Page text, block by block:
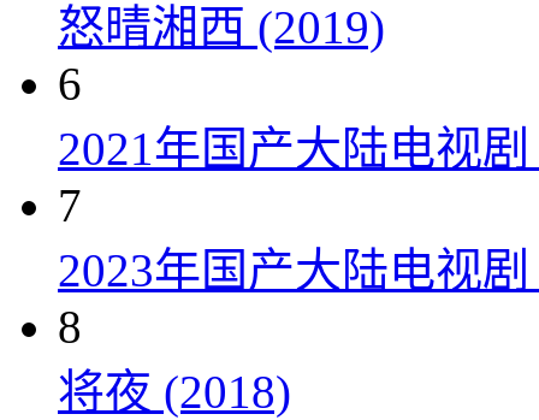
怒晴湘西 (2019)
6
2021年国产大陆电视
7
2023年国产大陆电视
8
将夜 (2018)